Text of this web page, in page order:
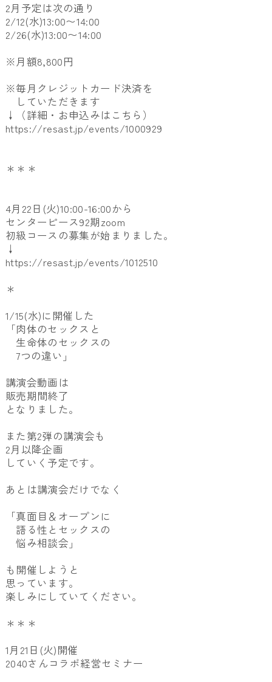
2月予定は次の通り
2/12(水)13:00〜14:00
2/26(水)13:00〜14:00
※月額8,800円
※毎月クレジットカード決済を
していただきます
↓（詳細・お申込みはこちら）
https://resast.jp/events/1000929
＊＊＊
4月22日(火)10:00-16:00から
センターピース92期zoom
初級コースの募集が始まりました。
↓
https://resast.jp/events/1012510
＊
1/15(水)に開催した
「肉体のセックスと
生命体のセックスの
7つの違い」
講演会動画は
販売期間終了
となりました。
また第2弾の講演会も
2月以降企画
していく予定です。
あとは講演会だけでなく
「真面目＆オープンに
語る性とセックスの
悩み相談会」
も開催しようと
思っています。
楽しみにしていてください。
＊＊＊
1月21日(火)開催
2040さんコラボ経営セミナー